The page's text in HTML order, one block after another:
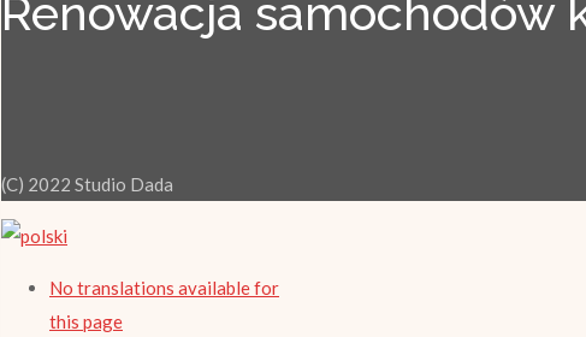
Renowacja samochodów
(C) 2022 Studio Dada
No translations available for
this page